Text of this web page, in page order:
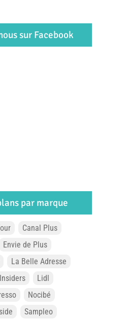
sur Facebook
par marque
Canal Plus
Envie de Plus
La Belle Adresse
Lidl
Nocibé
Sampleo